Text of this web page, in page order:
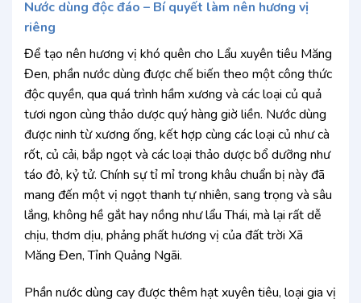
Nước dùng độc đáo – Bí quyết làm nên hương vị
riêng
Để tạo nên hương vị khó quên cho Lẩu xuyên tiêu Măng
Đen, phần nước dùng được chế biến theo một công thức
độc quyền, qua quá trình hầm xương và các loại củ quả
tươi ngon cùng thảo dược quý hàng giờ liền. Nước dùng
được ninh từ xương ống, kết hợp cùng các loại củ như cà
rốt, củ cải, bắp ngọt và các loại thảo dược bổ dưỡng như
táo đỏ, kỷ tử. Chính sự tỉ mỉ trong khâu chuẩn bị này đã
mang đến một vị ngọt thanh tự nhiên, sang trọng và sâu
lắng, không hề gắt hay nồng như lẩu Thái, mà lại rất dễ
chịu, thơm dịu, phảng phất hương vị của đất trời Xã
Măng Đen, Tỉnh Quảng Ngãi.
Phần nước dùng cay được thêm hạt xuyên tiêu, loại gia vị